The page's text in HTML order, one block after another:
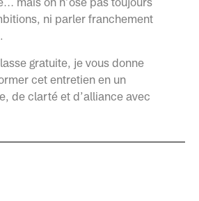
ni parler franchement
gratuite, je vous donne
cet entretien en un
de clarté et d’alliance avec